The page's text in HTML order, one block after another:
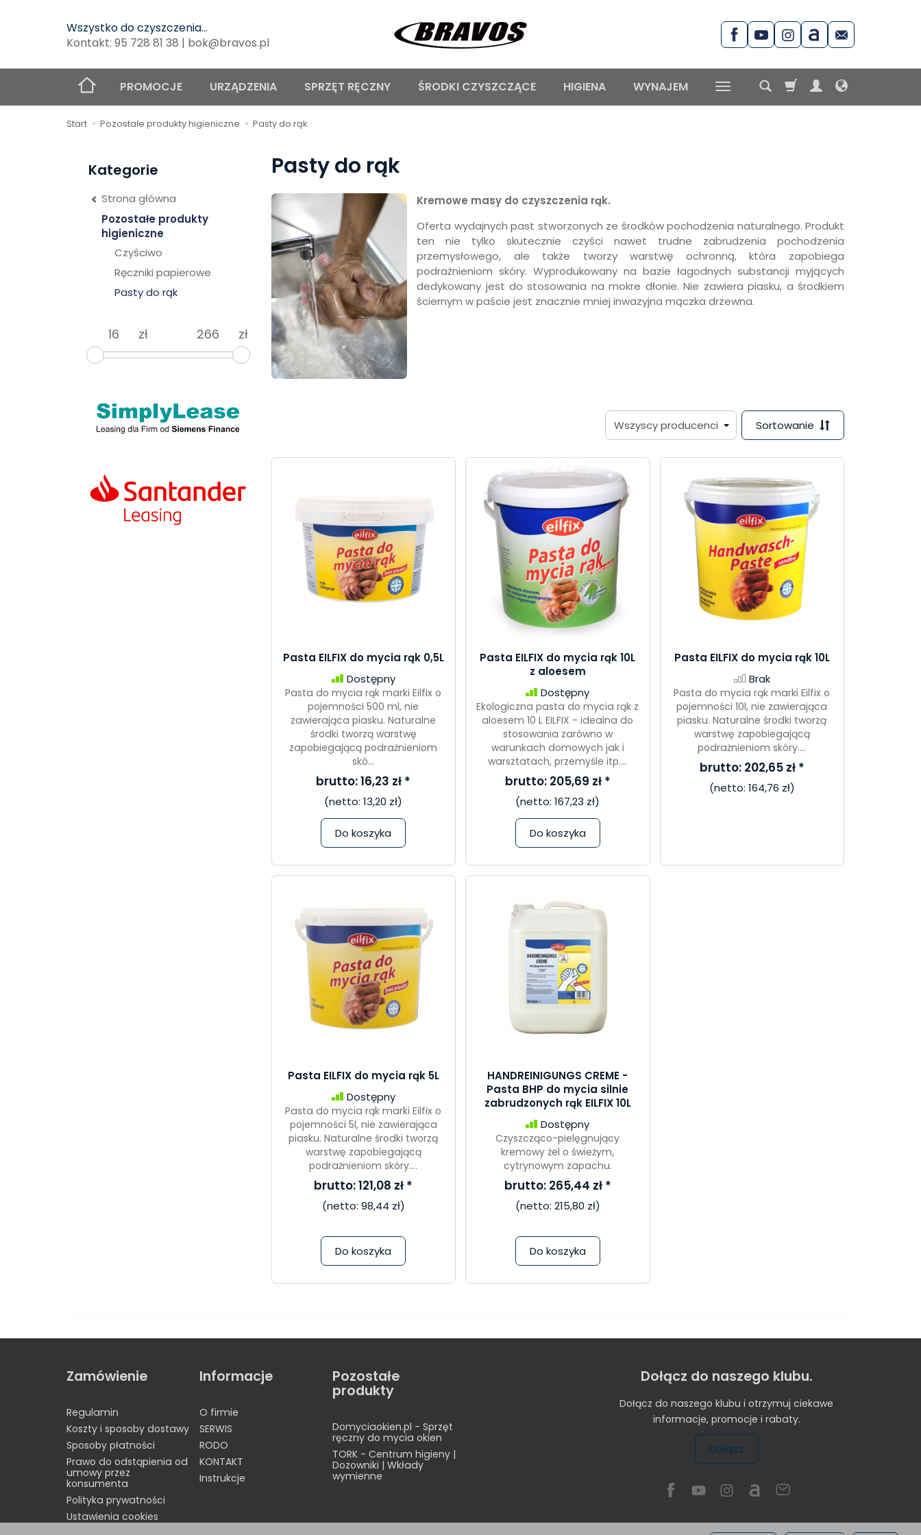
Wszystko do czyszczenia...
Kontakt: 95 728 81 38 | bok@bravos.pl
PROMOCJE URZĄDZENIA SPRZĘT RĘCZNY ŚRODKI CZYSZCZĄCE HIGIENA WYNAJEM
Start Pozostałe produkty higieniczne Pasty do rąk
Pasty do rąk
Kremowe masy do czyszczenia rąk.
Oferta wydajnych past stworzonych ze środków pochodzenia naturalnego. Produkt
ten nie tylko skutecznie czyści nawet trudne zabrudzenia pochodzenia
przemysłowego, ale także tworzy warstwę ochronną, która zapobiega
podrażnieniom skóry. Wyprodukowany na bazie łagodnych substancji myjących
dedykowany jest do stosowania na mokre dłonie. Nie zawiera piasku, a środkiem
ściernym w paście jest znacznie mniej inwazyjna mączka drzewna.
Sortowanie
Pasta EILFIX do mycia rąk 0,5L
Dostępny
Pasta do mycia rąk marki Eilfix o
pojemności 500 ml, nie
zawierająca piasku. Naturalne
środki tworzą warstwę
zapobiegającą podrażnieniom
skó...
brutto:16,23 zł *
(netto:13,20 zł)
Do koszyka
Pasta EILFIX do mycia rąk 10L
z aloesem
Dostępny
Ekologiczna pasta do mycia rąk z
aloesem 10 L EILFIX - idealna do
stosowania zarówno w
warunkach domowych jak i
warsztatach, przemyśle itp....
brutto: 205,69 zł*
(netto:167,23 zł)
Do koszyka
Pasta EILFIX do mycia rąk 10L
Brak
Pasta do mycia rąk marki Eilfix o
pojemności 10l, nie zawierająca
piasku. Naturalne środki tworzą
warstwę zapobiegającą
podrażnieniom skóry....
brutto: 202,65 zł*
(netto: 164,76 zł)
Pasta EILFIX do mycia rąk 5L
Dostępny
Pasta do mycia rąk marki Eilfix o
pojemności 5l, nie zawierająca
piasku. Naturalne środki tworzą
warstwę zapobiegającą
podrażnieniom skóry....
brutto:121,08 zł *
(netto: 98,44 zł)
Do koszyka
HANDREINIGUNGS CREME -
Pasta BHP do mycia silnie
zabrudzonych rąk EILFIX 10L
Dostępny
Czyszcząco-pielęgnujący
kremowy żel o świeżym,
cytrynowym zapachu.
brutto: 265,44 zł*
(netto: 215,80 zł)
Do koszyka
Kategorie
Strona główna
Pozostałe produkty
higieniczne
Czyściwo
Ręczniki papierowe
Pasty do rąk
zł zł
Zamówienie
Regulamin
Koszty i sposoby dostawy
Sposoby płatności
Prawo do odstąpienia od
umowy przez
konsumenta
Polityka prywatności
Ustawienia cookies
Informacje
O firmie
SERWIS
RODO
KONTAKT
Instrukcje
Pozostałe
produkty
Domyciaokien.pl - Sprzęt
ręczny do mycia okien
TORK - Centrum higieny |
Dozowniki | Wkłady
wymienne
Dołącz do naszego klubu.
Dołącz do naszego klubu i otrzymuj ciekawe
informacje, promocje i rabaty.
Dołącz